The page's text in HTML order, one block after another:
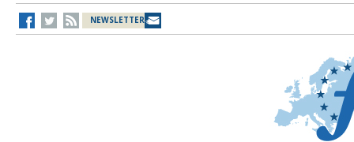
NEWSLETTER